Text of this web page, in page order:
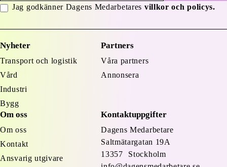
Jag godkänner Dagens Medarbetares villkor och policys.
Nyheter
Transport och logistik
Vård
Industri
Bygg
Partners
Våra partners
Annonsera
Om oss
Om oss
Kontakt
Ansvarig utgivare
Kontaktuppgifter
Dagens Medarbetare
Saltmätargatan 19A
13357 Stockholm